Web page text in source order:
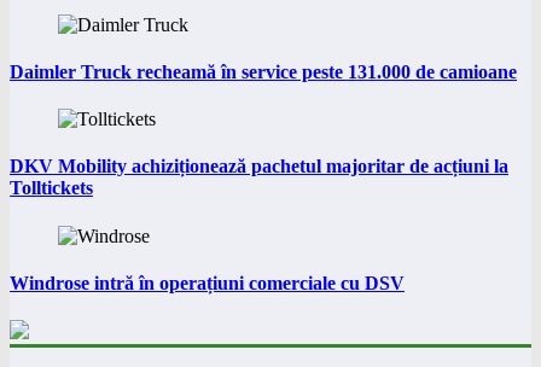
Daimler Truck recheamă în service peste 131.000 de camioane
DKV Mobility achiziționează pachetul majoritar de acțiuni la
Tolltickets
Windrose intră în operațiuni comerciale cu DSV